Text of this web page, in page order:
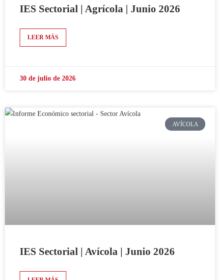
IES Sectorial | Agrícola | Junio 2026
LEER MÁS
30 de julio de 2026
AVÍCOLA
IES Sectorial | Avícola | Junio 2026